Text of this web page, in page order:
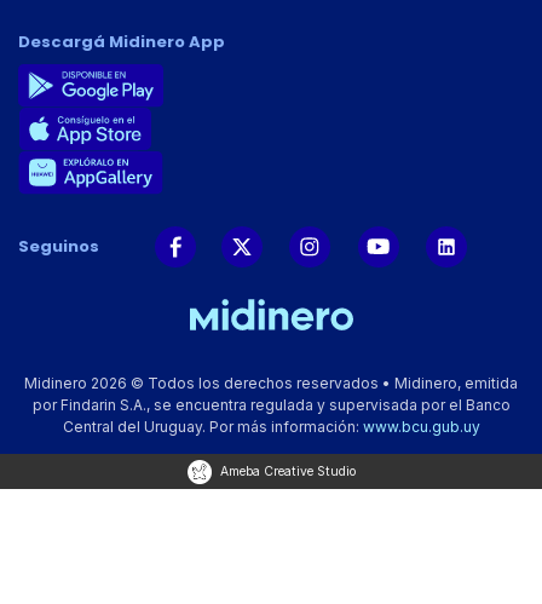
Descargá Midinero App
Seguinos
Midinero 2026 © Todos los derechos reservados • Midinero, emitida
por Findarin S.A., se encuentra regulada y supervisada por el Banco
Central del Uruguay. Por más información: www.bcu.gub.uy
Ameba Creative Studio